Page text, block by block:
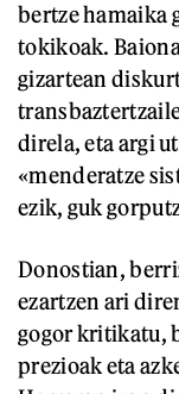
bertze hamaika
tokikoak.
gizartean
direla, eta argi
«menderatze
ezik, guk
Donostian,
ezartzen ari
gogor kritikatu,
prezioak eta